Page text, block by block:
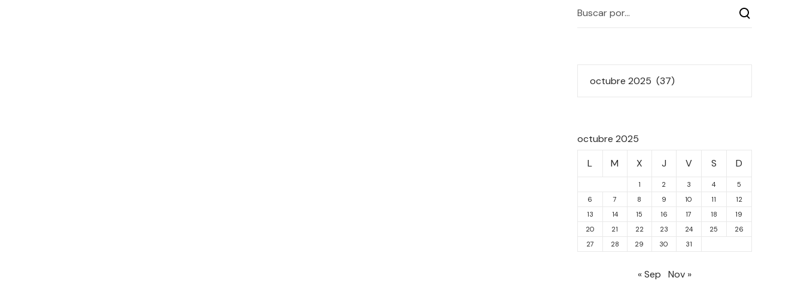
octubre 2025
L
M X J V S D
1 2 3 4
5
6
7 8 9 10 11
12
13
14 15 16 17 18
19
20
21 22 23 24 25
26
27
28 29 30 31
« Sep Nov »